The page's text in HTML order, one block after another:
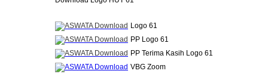
Logo 61
PP Logo 61
PP Terima Kasih Logo 61
VBG Zoom